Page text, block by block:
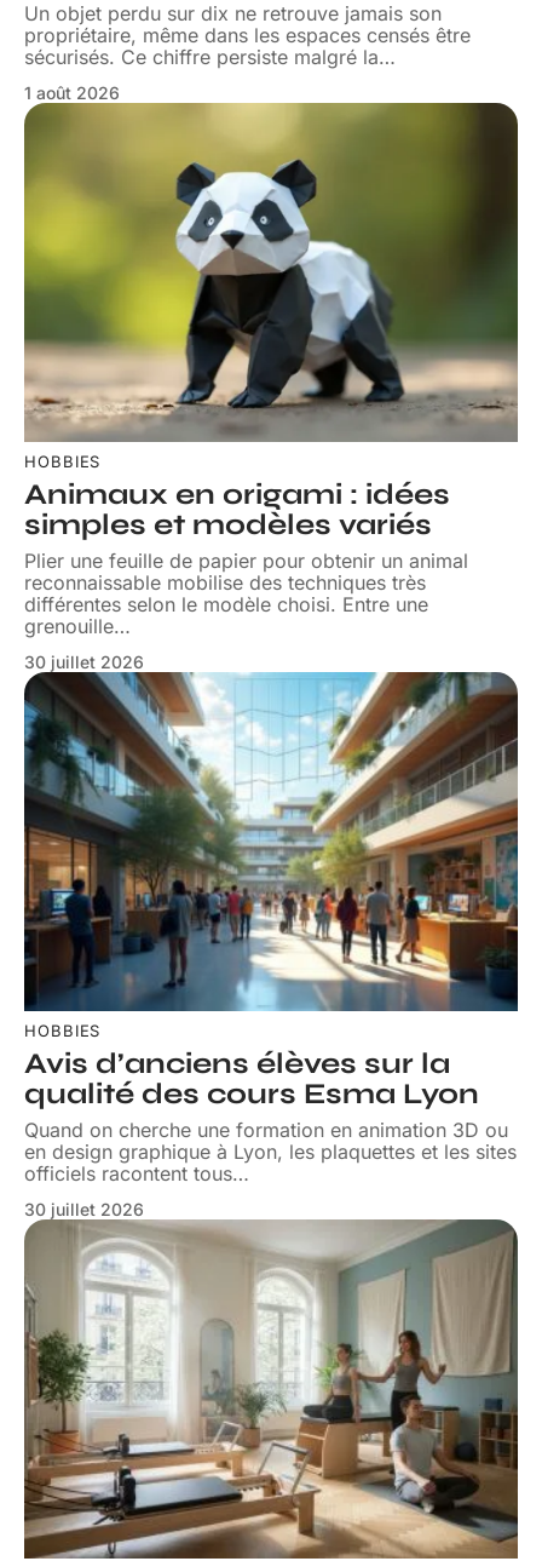
Un objet perdu sur dix ne retrouve jamais son
propriétaire, même dans les espaces censés être
sécurisés. Ce chiffre persiste malgré la…
1 août 2026
HOBBIES
Animaux en origami : idées
simples et modèles variés
Plier une feuille de papier pour obtenir un animal
reconnaissable mobilise des techniques très
différentes selon le modèle choisi. Entre une
grenouille…
30 juillet 2026
HOBBIES
Avis d’anciens élèves sur la
qualité des cours Esma Lyon
Quand on cherche une formation en animation 3D ou
en design graphique à Lyon, les plaquettes et les sites
officiels racontent tous…
30 juillet 2026